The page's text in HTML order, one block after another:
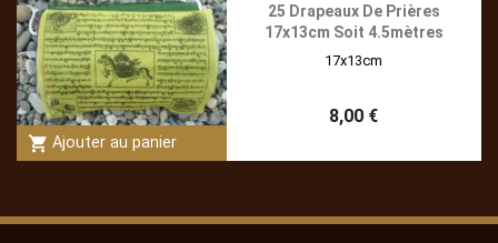
shopping_cart Ajouter au panier
25 Drapeaux De Prières
17x13cm Soit 4.5mètres
17x13cm
8,00 €